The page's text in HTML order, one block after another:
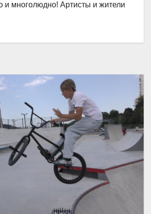
и многолюдно! Артисты и жители